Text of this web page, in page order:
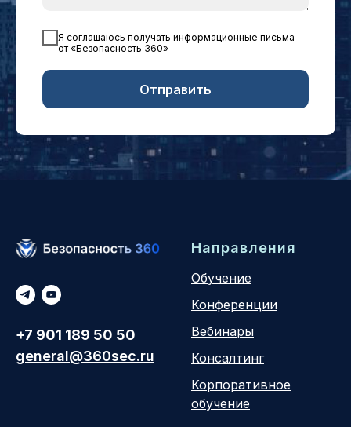
Я соглашаюсь получать информационные письма
от «Безопасность 360»
Отправить
+7 901 189 50 50
general@360sec.ru
Направления
Обучение
Конференции
Вебинары
Консалтинг
Корпоративное
обучение